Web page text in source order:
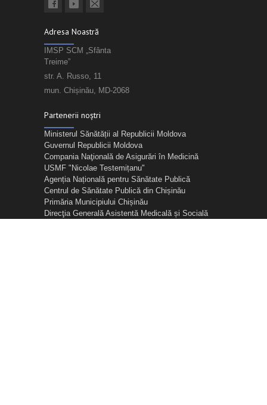
Adresa Noastră
IMSP SCM „Sfânta
Treime”
str. A. Russo, 11
mun. Chișinău, MD-2068
Partenerii noștri
Ministerul Sănătății al Republicii Moldova
Guvernul Republicii Moldova
Compania Naţională de Asigurări în Medicină
USMF "Nicolae Testemițanu"
Agenția Națională pentru Sănătate Publică
Centrul de Sănătate Publică din Chișinău
Primăria Municipiului Chișinău
Direcţia Generală Asistentă Medicală și Socială